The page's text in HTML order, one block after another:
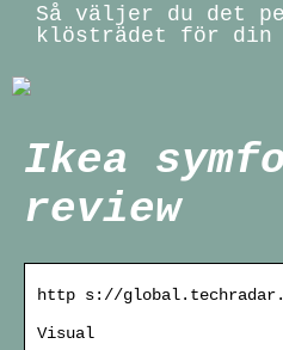
Så väljer du det
klösträdet för din
Ikea
review
http s://
Visual